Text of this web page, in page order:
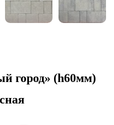
город» (h60мм)